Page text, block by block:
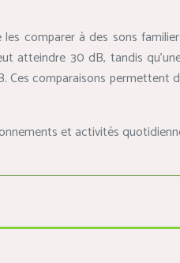
comparer à des sons
atteindre 30 dB, tandis
comparaisons
et activités